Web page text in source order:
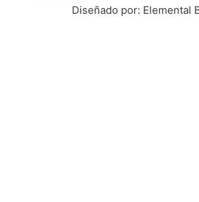
Diseñado por: Elemental